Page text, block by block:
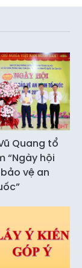
Quang tổ
“Ngày hội
vệ an